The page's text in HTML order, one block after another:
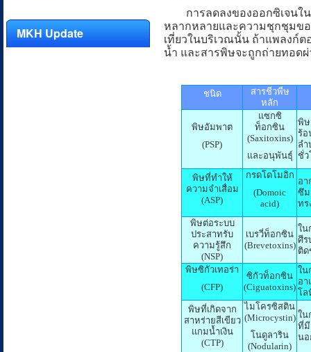
MKH Update
การลดลงของออกซิเจนใน
หลากหลายและความชุกชุมขอ
เที่ยวในบริเวณนั้น ถ้าแพลงก์
น้ำ และสารพิษจะถูกถ่ายทอด
ชนิด
สารชีวพืษ
หลัก
พิษอัมพาต
(PSP)
แซกซิ
ท็อกซิน
(Saxitoxins)
และอนุพันธุ์
พิษ
ร้อ
ลำ
ชั่ว
พิษที่ทำให้
ความจำเสื่อม
(ASP)
กรดโดโมอิก
(Domoic
acid)
อา
ซึม
ทร
พิษต่อระบบ
ประสาทรับ
ความรู้สึก
(NSP)
เบรวี่ท็อกซิน
(Brevetoxins)
ใน
ศีร
ติด
พิษซิกัวเทอร่า
(CFP)
ซิกัวท็อกซิน
(Ciguatoxins)
ใน
อา
โล
พิษที่เกิดจาก
สาหร่ายสีเขียว
แกมน้ำเงิน
(CTP)
ไมโครซิสติน
(Microcystin)
โนดูลาริน
(Nodularin)
ใน
ที่มี
นอ